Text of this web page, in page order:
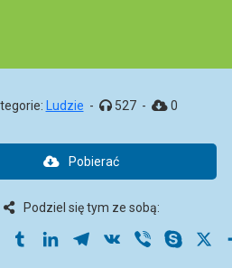
Ludzie - 527 - 0
Pobierać
Podziel się tym ze sobą:
PinterestTumblrLinkedInTelegram
VK Viber Skype